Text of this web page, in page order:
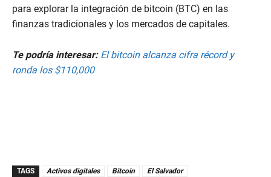
t
e
1
1
s
para explorar la integración de bitcoin (BTC) en las
finanzas tradicionales y los mercados de capitales.
Te podría interesar: El bitcoin alcanza cifra récord y
ronda los $110,000
TAGS Activos digitales Bitcoin
El Salvador